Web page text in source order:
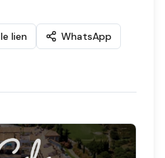
lien
WhatsApp